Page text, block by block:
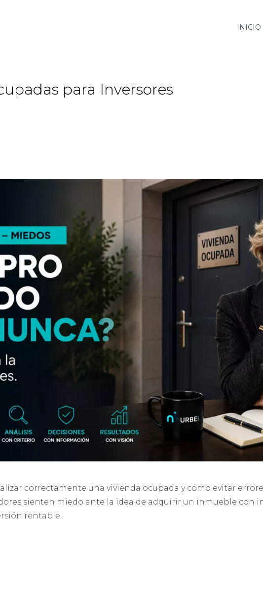
INICIO
para Inversores
correctamente una vivienda ocupada y cómo evitar
sienten miedo ante la idea de adquirir un inmueble con
rentable.